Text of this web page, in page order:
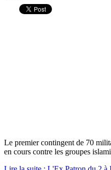
Le premier contingent de 70
en cours contre les groupes